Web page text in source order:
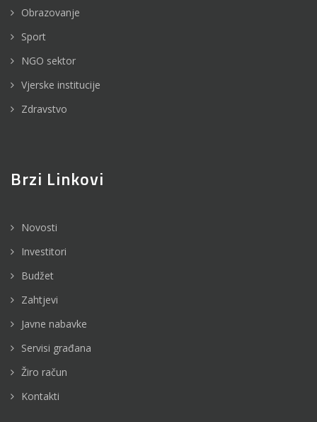
Obrazovanje
Sport
NGO sektor
Vjerske institucije
Zdravstvo
Brzi Linkovi
Novosti
Investitori
Budžet
Zahtjevi
Javne nabavke
Servisi građana
Žiro račun
Kontakti